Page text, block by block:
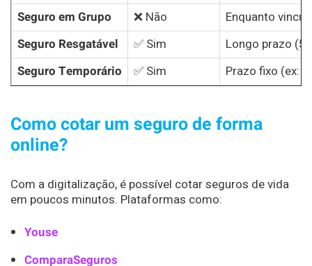
Seguro em Grupo
❌ Não
Enquanto
Seguro Resgatável
✅ Sim
Longo prazo
Seguro Temporário
✅ Sim Prazo fixo (ex:
Como cotar um seguro de forma
online?
Com a digitalização, é possível cotar seguros de vida
em poucos minutos. Plataformas como:
Youse
ComparaSeguros